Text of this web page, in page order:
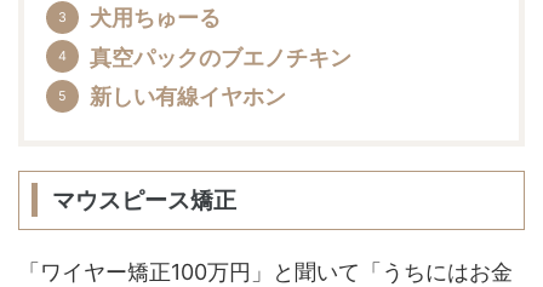
犬用ちゅーる
真空パックのブエノチキン
新しい有線イヤホン
マウスピース矯正
「ワイヤー矯正100万円」と聞いて「うちにはお金